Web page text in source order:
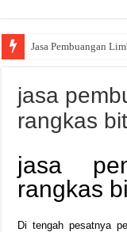
Jasa Pembuangan
jasa
rangkas
jasa
rangkas
Di tengah pesatnya